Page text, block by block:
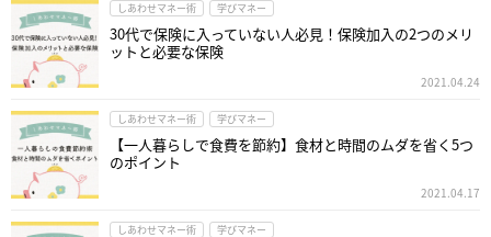
しあわせマネー術 学びマネー
30代で保険に入っていない人必見！保険加入の2つのメリ
ットと必要な保険
2021.04.24
しあわせマネー術 学びマネー
【一人暮らしで食費を節約】食材と時間のムダを省く5つ
のポイント
2021.04.17
しあわせマネー術 学びマネー